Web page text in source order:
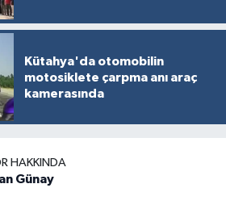
Kütahya'da otomobilin
motosiklete çarpma anı araç
kamerasında
HAKKINDA
Günay